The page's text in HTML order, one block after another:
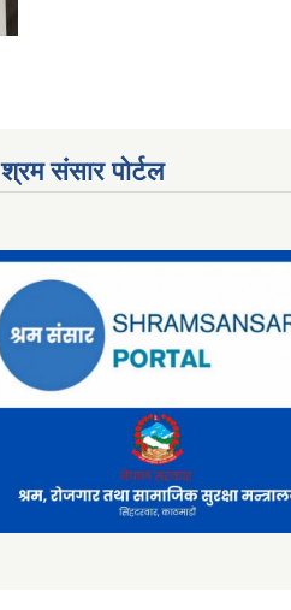
श्रम संसार पोर्टल